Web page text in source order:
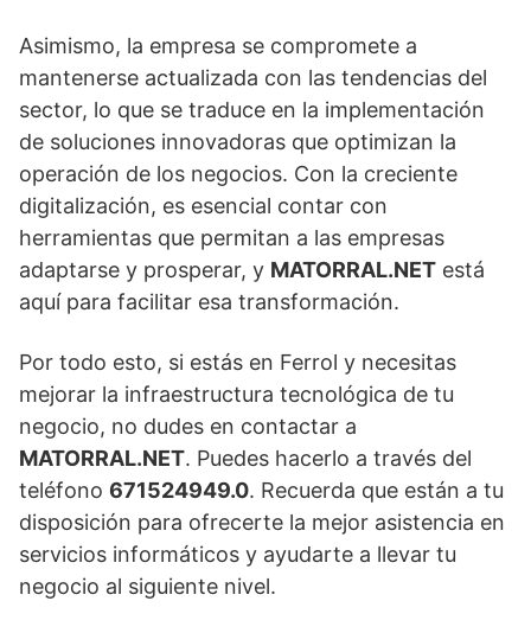
Asimismo, la empresa se compromete a
mantenerse actualizada con las tendencias del
sector, lo que se traduce en la implementación
de soluciones innovadoras que optimizan la
operación de los negocios. Con la creciente
digitalización, es esencial contar con
herramientas que permitan a las empresas
adaptarse y prosperar, y MATORRAL.NET está
aquí para facilitar esa transformación.
Por todo esto, si estás en Ferrol y necesitas
mejorar la infraestructura tecnológica de tu
negocio, no dudes en contactar a
MATORRAL.NET. Puedes hacerlo a través del
teléfono 671524949.0. Recuerda que están a tu
disposición para ofrecerte la mejor asistencia en
servicios informáticos y ayudarte a llevar tu
negocio al siguiente nivel.